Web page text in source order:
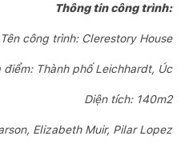
Thông tin công trình:
Tên công trình: Clerestory House
điểm: Thành phố Leichhardt, Úc
Diện tích: 140m2
Elizabeth Muir, Pilar Lopez